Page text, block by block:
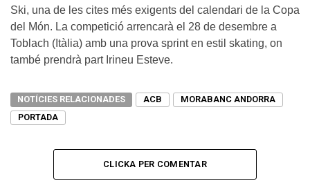
Ski, una de les cites més exigents del calendari de la Copa
del Món. La competició arrencarà el 28 de desembre a
Toblach (Itàlia) amb una prova sprint en estil skating, on
també prendrà part Irineu Esteve.
NOTÍCIES RELACIONADES ACB
MORABANC ANDORRA
PORTADA
CLICKA PER COMENTAR